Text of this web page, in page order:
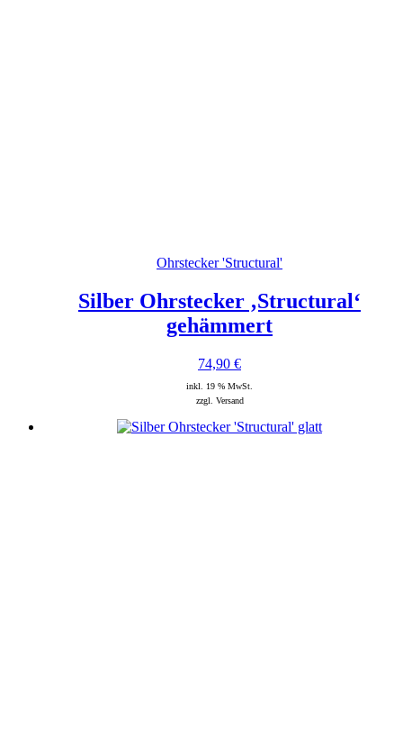
Ohrstecker 'Structural'
Silber Ohrstecker ‚Structural‘
gehämmert
74,90 €
inkl. 19 % MwSt.
zzgl. Versand